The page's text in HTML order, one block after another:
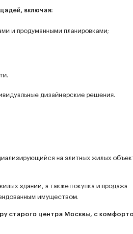
включая:
и продуманными планировками;
дизайнерские решения.
на элитных жилых
зданий, а также покупка и продажа
имуществом.
старого центра Москвы, с